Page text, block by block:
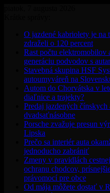
O jazdené kabriolety je
zdraželi o 120 percent
Rast počtu
generáciu podvodov s
Stavebná skupina HSF
autoumyváreň na
Autom do Chorvátska v
diaľnice a trajekty?
Predaj jazdených
dvadsaťnásobne
Porsche zvažuje presun
Lipska
Prečo sa interiér auta
jednoducho zabrániť
Zmeny v pravidlách
ochranu chodcov,
právomocí pre obce
Od mája môžete dostať v